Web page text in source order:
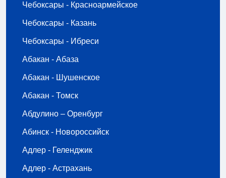
Чебоксары - Красноармейское
Чебоксары - Казань
Чебоксары - Ибреси
Абакан - Абаза
Абакан - Шушенское
Абакан - Томск
Абдулино – Оренбург
Абинск - Новороссийск
Адлер - Геленджик
Адлер - Астрахань